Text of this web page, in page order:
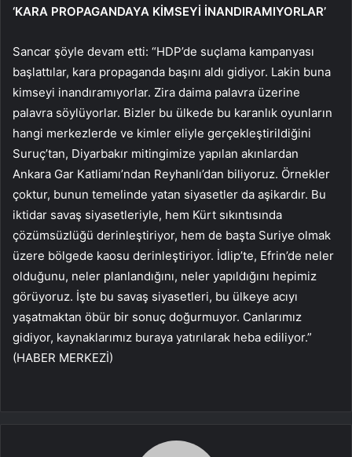
‘KARA PROPAGANDAYA KİMSEYİ İNANDIRAMIYORLAR’
Sancar şöyle devam etti: “HDP’de suçlama kampanyası
başlattılar, kara propaganda başını aldı gidiyor. Lakin buna
kimseyi inandıramıyorlar. Zira daima palavra üzerine
palavra söylüyorlar. Bizler bu ülkede bu karanlık oyunların
hangi merkezlerde ve kimler eliyle gerçekleştirildiğini
Suruç’tan, Diyarbakır mitingimize yapılan akınlardan
Ankara Gar Katliamı’ndan Reyhanlı’dan biliyoruz. Örnekler
çoktur, bunun temelinde yatan siyasetler da aşikardır. Bu
iktidar savaş siyasetleriyle, hem Kürt sıkıntısında
çözümsüzlüğü derinleştiriyor, hem de başta Suriye olmak
üzere bölgede kaosu derinleştiriyor. İdlip’te, Efrin’de neler
olduğunu, neler planlandığını, neler yapıldığını hepimiz
görüyoruz. İşte bu savaş siyasetleri, bu ülkeye acıyı
yaşatmaktan öbür bir sonuç doğurmuyor. Canlarımız
gidiyor, kaynaklarımız buraya yatırılarak heba ediliyor.”
(HABER MERKEZİ)